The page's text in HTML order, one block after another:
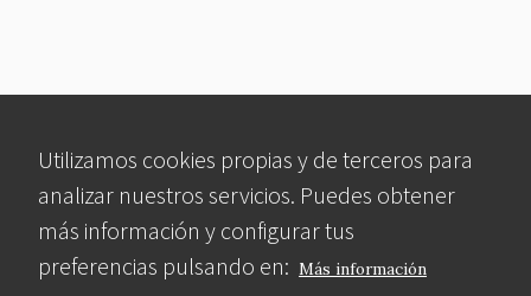
Utilizamos cookies propias y de terceros para
analizar nuestros servicios. Puedes obtener
más información y configurar tus
preferencias pulsando en: Más información